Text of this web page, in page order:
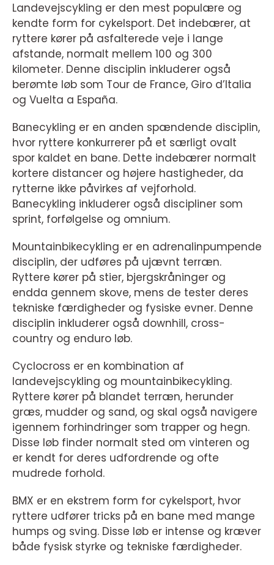
Landevejscykling er den mest populære og
kendte form for cykelsport. Det indebærer, at
ryttere kører på asfalterede veje i lange
afstande, normalt mellem 100 og 300
kilometer. Denne disciplin inkluderer også
berømte løb som Tour de France, Giro d’Italia
og Vuelta a España.
Banecykling er en anden spændende disciplin,
hvor ryttere konkurrerer på et særligt ovalt
spor kaldet en bane. Dette indebærer normalt
kortere distancer og højere hastigheder, da
rytterne ikke påvirkes af vejforhold.
Banecykling inkluderer også discipliner som
sprint, forfølgelse og omnium.
Mountainbikecykling er en adrenalinpumpende
disciplin, der udføres på ujævnt terræn.
Ryttere kører på stier, bjergskråninger og
endda gennem skove, mens de tester deres
tekniske færdigheder og fysiske evner. Denne
disciplin inkluderer også downhill, cross-
country og enduro løb.
Cyclocross er en kombination af
landevejscykling og mountainbikecykling.
Ryttere kører på blandet terræn, herunder
græs, mudder og sand, og skal også navigere
igennem forhindringer som trapper og hegn.
Disse løb finder normalt sted om vinteren og
er kendt for deres udfordrende og ofte
mudrede forhold.
BMX er en ekstrem form for cykelsport, hvor
ryttere udfører tricks på en bane med mange
humps og sving. Disse løb er intense og kræver
både fysisk styrke og tekniske færdigheder.